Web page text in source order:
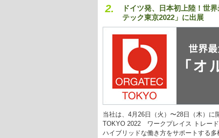
2.
ドイツ発、日本初上陸！世
テック東京2022」に出展
当社は、4月26日（火）〜28日（木）
TOKYO 2022 ワークプレイス トレー
ハイブリッドな働き方をサポートする